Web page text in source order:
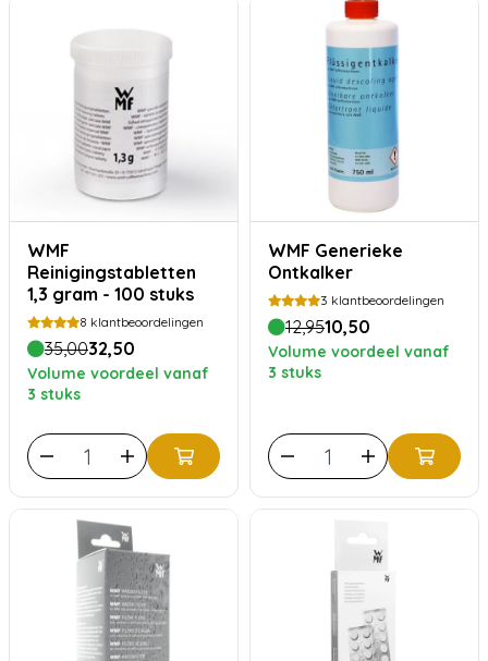
WMF
Reinigingstabletten
1,3 gram - 100 stuks
8 klantbeoordelingen
35,0032,50
Volume voordeel vanaf
3 stuks
WMF Generieke
Ontkalker
3 klantbeoordelingen
12,9510,50
Volume voordeel vanaf
3 stuks